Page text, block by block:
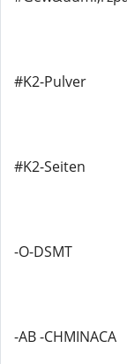
#K2-Pulver
#K2-Seiten
-O-DSMT
-AB -CHMINACA